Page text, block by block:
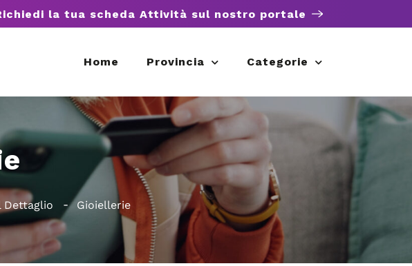
la tua scheda Attività sul nostro portale
Home Provincia Categorie
Dettaglio Gioiellerie